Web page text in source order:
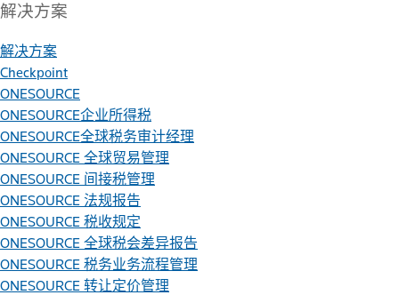
解决方案
解决方案
Checkpoint
ONESOURCE
ONESOURCE企业所得税
ONESOURCE全球税务审计经理
ONESOURCE 全球贸易管理
ONESOURCE 间接税管理
ONESOURCE 法规报告
ONESOURCE 税收规定
ONESOURCE 全球税会差异报告
ONESOURCE 税务业务流程管理
ONESOURCE 转让定价管理